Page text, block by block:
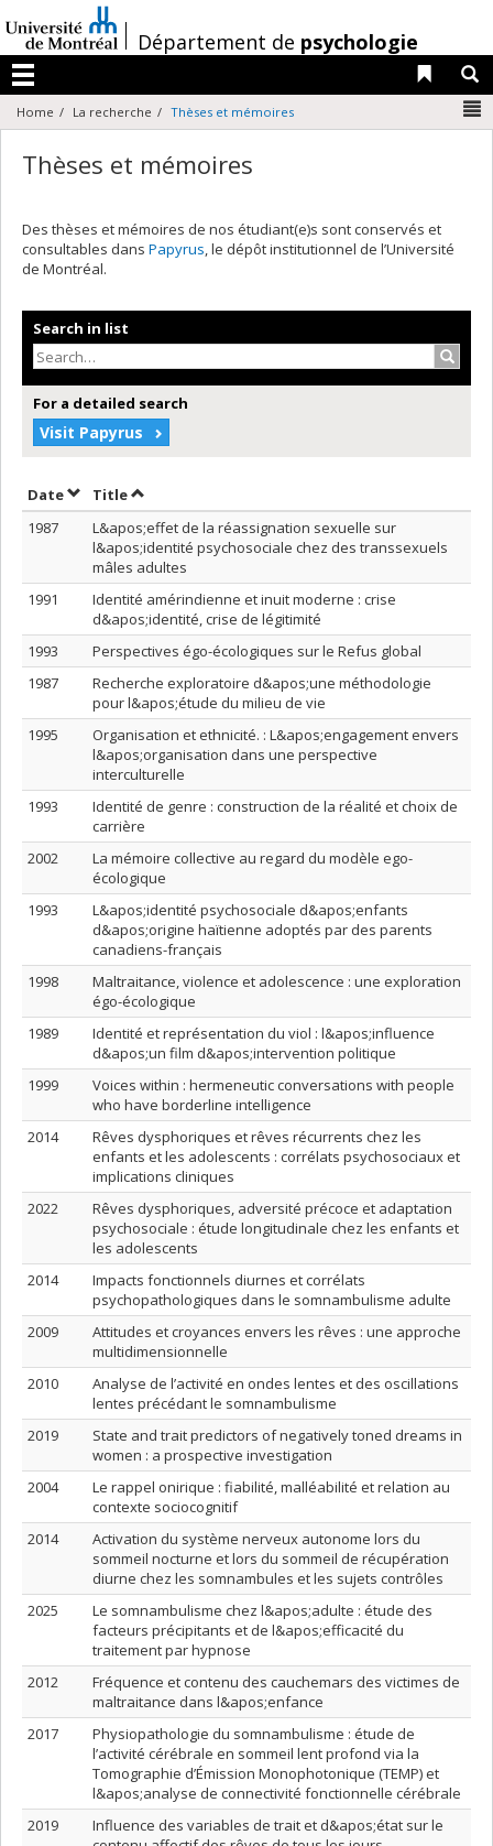
au
contenu
/Département de psychologie
Menu
Liens
Home La recherche Thèses et mémoires
Thèses et mémoires
Des thèses et mémoires de nos étudiant(e)s sont conservés et
consultables dans Papyrus, le dépôt institutionnel de l’Université
de Montréal.
Search in list
For a detailed search
Visit Papyrus
DateSort by date in descending order
TitleSort by title in descending order
1987
L&apos;effet de la réassignation sexuelle sur
l&apos;identité psychosociale chez des transsexuels
mâles adultes
1991
Identité amérindienne et inuit moderne : crise
d&apos;identité, crise de légitimité
1993
Perspectives égo-écologiques sur le Refus global
1987
Recherche exploratoire d&apos;une méthodologie
pour l&apos;étude du milieu de vie
1995
Organisation et ethnicité. : L&apos;engagement envers
l&apos;organisation dans une perspective
interculturelle
1993
Identité de genre : construction de la réalité et choix de
carrière
2002
La mémoire collective au regard du modèle ego-
écologique
1993
L&apos;identité psychosociale d&apos;enfants
d&apos;origine haïtienne adoptés par des parents
canadiens-français
1998
Maltraitance, violence et adolescence : une exploration
égo-écologique
1989
Identité et représentation du viol : l&apos;influence
d&apos;un film d&apos;intervention politique
1999
Voices within : hermeneutic conversations with people
who have borderline intelligence
2014
Rêves dysphoriques et rêves récurrents chez les
enfants et les adolescents : corrélats psychosociaux et
implications cliniques
2022
Rêves dysphoriques, adversité précoce et adaptation
psychosociale : étude longitudinale chez les enfants et
les adolescents
2014
Impacts fonctionnels diurnes et corrélats
psychopathologiques dans le somnambulisme adulte
2009
Attitudes et croyances envers les rêves : une approche
multidimensionnelle
2010
Analyse de l’activité en ondes lentes et des oscillations
lentes précédant le somnambulisme
2019
State and trait predictors of negatively toned dreams in
women : a prospective investigation
2004
Le rappel onirique : fiabilité, malléabilité et relation au
contexte sociocognitif
2014
Activation du système nerveux autonome lors du
sommeil nocturne et lors du sommeil de récupération
diurne chez les somnambules et les sujets contrôles
2025
Le somnambulisme chez l&apos;adulte : étude des
facteurs précipitants et de l&apos;efficacité du
traitement par hypnose
2012
Fréquence et contenu des cauchemars des victimes de
maltraitance dans l&apos;enfance
2017
Physiopathologie du somnambulisme : étude de
l’activité cérébrale en sommeil lent profond via la
Tomographie d’Émission Monophotonique (TEMP) et
l&apos;analyse de connectivité fonctionnelle cérébrale
2019
Influence des variables de trait et d&apos;état sur le